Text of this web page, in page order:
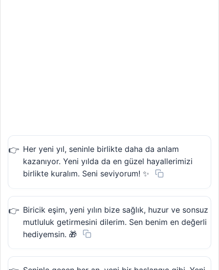
Her yeni yıl, seninle birlikte daha da anlam
kazanıyor. Yeni yılda da en güzel hayallerimizi
birlikte kuralım. Seni seviyorum! ✨
Biricik eşim, yeni yılın bize sağlık, huzur ve sonsuz
mutluluk getirmesini dilerim. Sen benim en değerli
hediyemsin. 🎁